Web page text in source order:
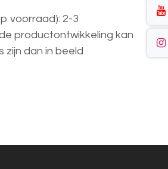
voorraad): 2-3
productontwikkeling kan
zijn dan in beeld